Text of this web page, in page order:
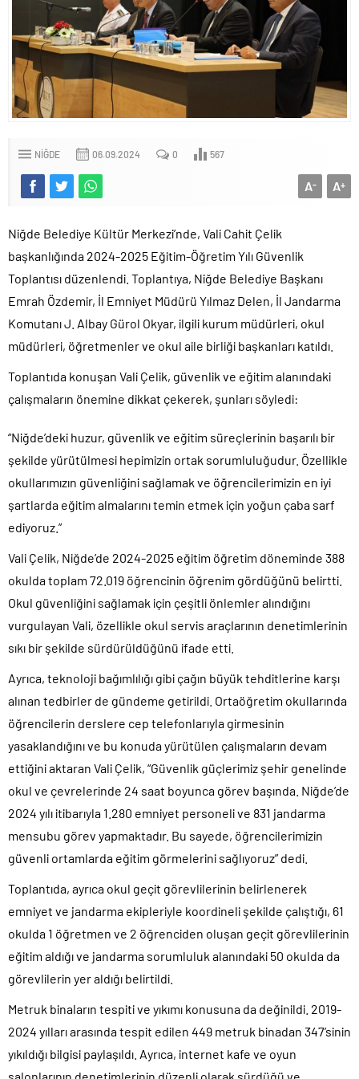
NIĞDE 06.09.2024 0 567
A+
A-
Niğde Belediye Kültür Merkezi’nde, Vali Cahit Çelik
başkanlığında 2024-2025 Eğitim-Öğretim Yılı Güvenlik
Toplantısı düzenlendi. Toplantıya, Niğde Belediye Başkanı
Emrah Özdemir, İl Emniyet Müdürü Yılmaz Delen, İl Jandarma
Komutanı J. Albay Gürol Okyar, ilgili kurum müdürleri, okul
müdürleri, öğretmenler ve okul aile birliği başkanları katıldı.
Toplantıda konuşan Vali Çelik, güvenlik ve eğitim alanındaki
çalışmaların önemine dikkat çekerek, şunları söyledi:
“Niğde’deki huzur, güvenlik ve eğitim süreçlerinin başarılı bir
şekilde yürütülmesi hepimizin ortak sorumluluğudur. Özellikle
okullarımızın güvenliğini sağlamak ve öğrencilerimizin en iyi
şartlarda eğitim almalarını temin etmek için yoğun çaba sarf
ediyoruz.”
Vali Çelik, Niğde’de 2024-2025 eğitim öğretim döneminde 388
okulda toplam 72.019 öğrencinin öğrenim gördüğünü belirtti.
Okul güvenliğini sağlamak için çeşitli önlemler alındığını
vurgulayan Vali, özellikle okul servis araçlarının denetimlerinin
sıkı bir şekilde sürdürüldüğünü ifade etti.
Ayrıca, teknoloji bağımlılığı gibi çağın büyük tehditlerine karşı
alınan tedbirler de gündeme getirildi. Ortaöğretim okullarında
öğrencilerin derslere cep telefonlarıyla girmesinin
yasaklandığını ve bu konuda yürütülen çalışmaların devam
ettiğini aktaran Vali Çelik, “Güvenlik güçlerimiz şehir genelinde
okul ve çevrelerinde 24 saat boyunca görev başında. Niğde’de
2024 yılı itibarıyla 1.280 emniyet personeli ve 831 jandarma
mensubu görev yapmaktadır. Bu sayede, öğrencilerimizin
güvenli ortamlarda eğitim görmelerini sağlıyoruz” dedi.
Toplantıda, ayrıca okul geçit görevlilerinin belirlenerek
emniyet ve jandarma ekipleriyle koordineli şekilde çalıştığı, 61
okulda 1 öğretmen ve 2 öğrenciden oluşan geçit görevlilerinin
eğitim aldığı ve jandarma sorumluluk alanındaki 50 okulda da
görevlilerin yer aldığı belirtildi.
Metruk binaların tespiti ve yıkımı konusuna da değinildi. 2019-
2024 yılları arasında tespit edilen 449 metruk binadan 347’sinin
yıkıldığı bilgisi paylaşıldı. Ayrıca, internet kafe ve oyun